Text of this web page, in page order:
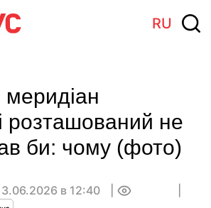
RU
розташований не
би: чому (фото)
в 12:40